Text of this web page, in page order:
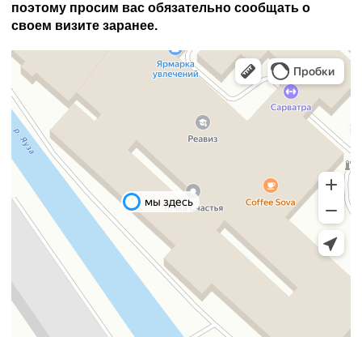
поэтому просим вас обязательно сообщать о
своем визите заранее.